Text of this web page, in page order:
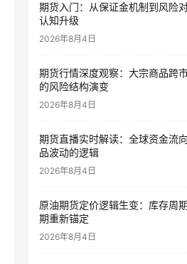
期货入门：从保证金机制到风险
认知升级
2026年8月4日
期货行情深度观察：大宗商品跨
的风险结构演变
2026年8月4日
期货直播实时解读：全球资金流
品波动的逻辑
2026年8月4日
原油期货定价逻辑生变：库存周
期重新锚定
2026年8月4日